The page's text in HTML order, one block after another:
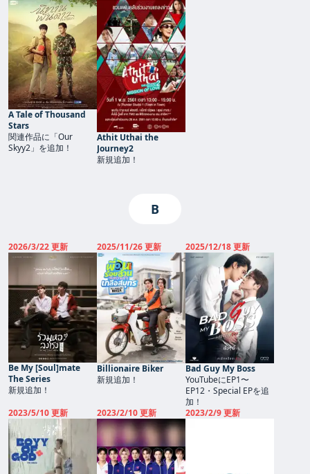
A Tale of Thousand
Stars
関連作品に「Our
Skyy2」を追加！
Athit Uthai the
Journey2
新規追加！
B
2026/3/22 更新
Be My [Soul]mate
The Series
新規追加！
2025/11/26 更新
Billionaire Biker
新規追加！
2025/12/18 更新
Bad Guy My Boss
YouTubeにEP1〜
EP12・Special EPを追
加！
2023/5/10 更新
2023/2/10 更新 2023/2/9 更新